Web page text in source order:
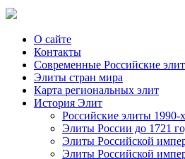
О сайте
Контакты
Современные Российские
Элиты стран мира
Картa региональных элит
История Элит
Российские элиты 1990-х
Элиты России до 1721
Элиты Российской
Элиты Российской